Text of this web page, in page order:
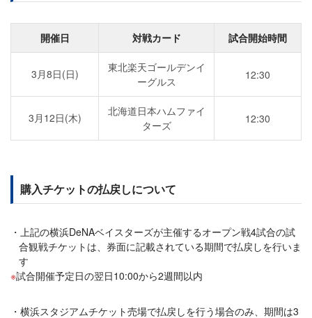
開催日 対戦カード 試合開始時間
3月8日(日)
東北楽天ゴールデンイ
ーグルス
12:30
3月12日(木)
北海道日本ハムファイ
ターズ
12:30
購入チケットの払戻しについて
上記の横浜DeNAベイスターズが主催するオープン戦4試合の試
合観戦チケットは、券面に記載されている期間で払戻しを行いま
す
試合開催予定日の翌日10:00から2週間以内
横浜スタジアムチケット売場で払戻しを行う場合のみ、期間は3